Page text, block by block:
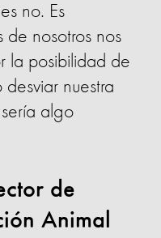
no. Es
de nosotros nos
la posibilidad de
nuestra
algo
de
Animal